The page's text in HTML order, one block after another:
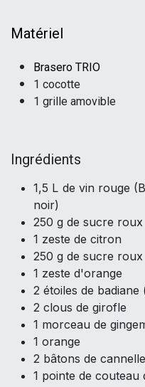
Matériel
Brasero TRIO
1 cocotte
1 grille amovible
Ingrédients
1,5 L de vin rouge
noir)
250 g de sucre roux
1 zeste de citron
250 g de sucre roux
1 zeste d'orange
2 étoiles de badiane
2 clous de girofle
1 morceau de
1 orange
2 bâtons de cannelle
1 pointe de couteau